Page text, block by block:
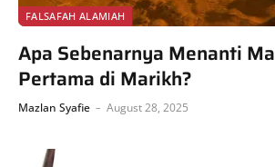
FALSAFAH ALAMIAH
Apa Sebenarnya Menanti
Pertama di Marikh?
Mazlan Syafie August 28, 2025